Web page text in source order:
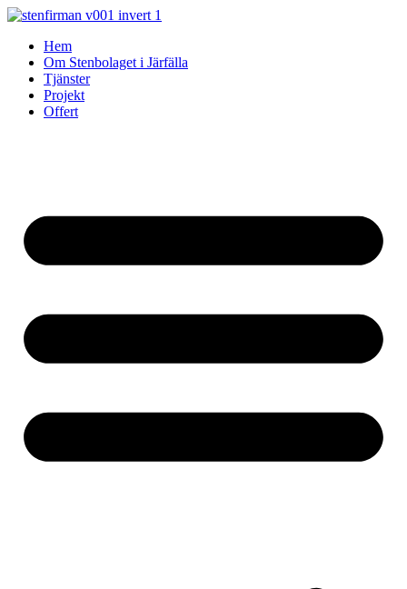
Skip
contentHem
Om Stenbolaget i Järfälla
Tjänster
Projekt
Offert